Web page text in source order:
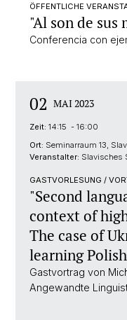
ÖFFENTLICHE
"Al son de sus
Conferencia con
02 MAI 2023
Zeit: 14:15 - 16:00
Ort: Seminarraum 13,
Veranstalter: Slavisches
GASTVORLESUNG /
"Second
context of
The case of
learning
Gastvortrag von
Angewandte